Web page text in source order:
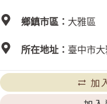
鄉鎮市區： 大雅區
所在地址： 臺中市
加